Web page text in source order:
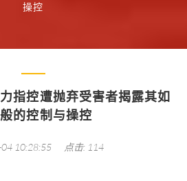
操控
指控遭抛弃受害者揭露其如
的控制与操控
10:28:55 点击: 114